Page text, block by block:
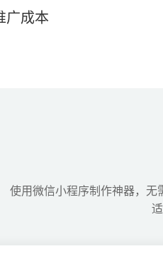
广成本
使用微信小程序制作神器，